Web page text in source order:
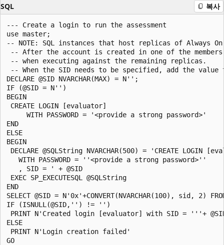
SQL 복사
--- Create a login to run the assessment
use master;
-- NOTE: SQL instances that host replicas of Always
-- After the account is created in one of the
-- when executing against the remaining replicas.
-- When the SID needs to be specified, add the
DECLARE @SID NVARCHAR(MAX) = N'';
IF (@SID = N'')
BEGIN
CREATE LOGIN [evaluator]
     WITH PASSWORD = '<provide a strong password>'
END
ELSE
BEGIN
DECLARE @SQLString NVARCHAR(500) = 'CREATE LOGIN
   WITH PASSWORD = ''<provide a strong password>''
   , SID = ' + @SID
EXEC SP_EXECUTESQL @SQLString
END
SELECT @SID = N'0x'+CONVERT(NVARCHAR(100), sid,
IF (ISNULL(@SID,'') != '')
PRINT N'Created login [evaluator] with SID = '''+
ELSE
PRINT N'Login creation failed'
GO